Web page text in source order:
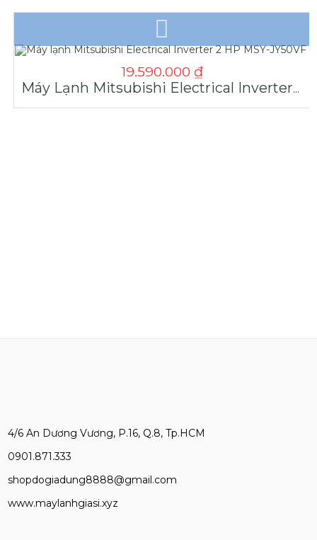
19.590.000 ₫
Máy Lạnh Mitsubishi Electrical Inverter 2 HP MSY-JY50VF
4/6 An Dương Vương, P.16, Q.8, Tp.HCM
0901.871.333
shopdogiadung8888@gmail.com
www.maylanhgiasi.xyz